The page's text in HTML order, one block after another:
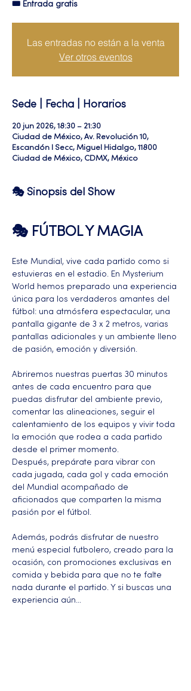
🎟️ Entrada gratis
Las entradas no están a la venta
Ver otros eventos
Sede | Fecha | Horarios
20 jun 2026, 18:30 – 21:30
Ciudad de México, Av. Revolución 10,
Escandón I Secc, Miguel Hidalgo, 11800
Ciudad de México, CDMX, México
🎭 Sinopsis del Show
🎭 FÚTBOL Y MAGIA
Este Mundial, vive cada partido como si
estuvieras en el estadio. En Mysterium
World hemos preparado una experiencia
única para los verdaderos amantes del
fútbol: una atmósfera espectacular, una
pantalla gigante de 3 x 2 metros, varias
pantallas adicionales y un ambiente lleno
de pasión, emoción y diversión.
Abriremos nuestras puertas 30 minutos
antes de cada encuentro para que
puedas disfrutar del ambiente previo,
comentar las alineaciones, seguir el
calentamiento de los equipos y vivir toda
la emoción que rodea a cada partido
desde el primer momento.
Después, prepárate para vibrar con
cada jugada, cada gol y cada emoción
del Mundial acompañado de
aficionados que comparten la misma
pasión por el fútbol.
Además, podrás disfrutar de nuestro
menú especial futbolero, creado para la
ocasión, con promociones exclusivas en
comida y bebida para que no te falte
nada durante el partido. Y si buscas una
experiencia aún…